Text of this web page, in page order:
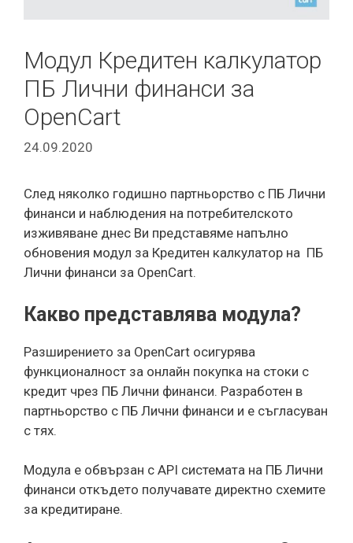
Модул Кредитен калкулатор
ПБ Лични финанси за
OpenCart
24.09.2020
След няколко годишно партньорство с ПБ Лични
финанси и наблюдения на потребителското
изживяване днес Ви представяме напълно
обновения модул за Кредитен калкулатор на ПБ
Лични финанси за OpenCart.
Какво представлява модула?
Разширението за OpenCart осигурява
функционалност за онлайн покупка на стоки с
кредит чрез ПБ Лични финанси. Разработен в
партньорство с ПБ Лични финанси и е съгласуван
с тях.
Модула е обвързан с API системата на ПБ Лични
финанси откъдето получавате директно схемите
за кредитиране.